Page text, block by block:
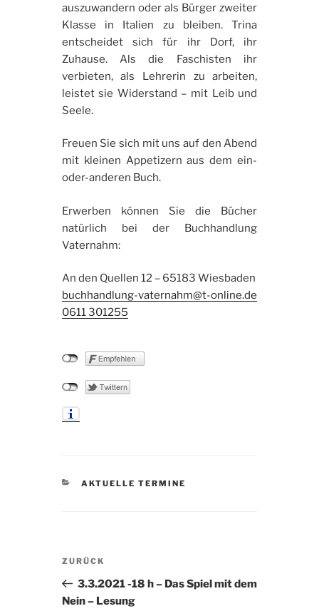
auszuwandern oder als Bürger zweiter
Klasse in Italien zu bleiben. Trina
entscheidet sich für ihr Dorf, ihr
Zuhause. Als die Faschisten ihr
verbieten, als Lehrerin zu arbeiten,
leistet sie Widerstand – mit Leib und
Seele.
Freuen Sie sich mit uns auf den Abend
mit kleinen Appetizern aus dem ein-
oder-anderen Buch.
Erwerben können Sie die Bücher
natürlich bei der Buchhandlung
Vaternahm:
An den Quellen 12 – 65183 Wiesbaden
buchhandlung-vaternahm@t-online.de
0611 301255
KATEGORIEN
AKTUELLE TERMINE
Beitragsnavigation
Vorheriger
Beitrag
ZURÜCK
3.3.2021 -18 h – Das Spiel mit dem
Nein – Lesung